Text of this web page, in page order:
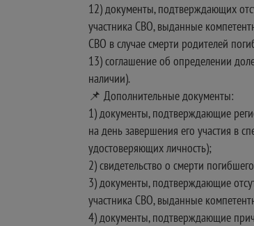
12) документы, подтверждающих
участника СВО, выданные
СВО в случае смерти родителей
13) соглашение об определении
наличии).
📌 Дополнительные документы:
1) документы, подтверждающие
на день завершения его участия в
удостоверяющих личность);
2) свидетельство о смерти
3) документы, подтверждающие
участника СВО, выданные
4) документы, подтверждающие